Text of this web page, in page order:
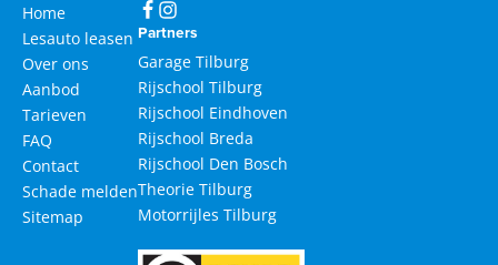
Home
Lesauto leasen
Over ons
Aanbod
Tarieven
FAQ
Contact
Schade melden
Sitemap
Partners
Garage Tilburg
Rijschool Tilburg
Rijschool Eindhoven
Rijschool Breda
Rijschool Den Bosch
Theorie Tilburg
Motorrijles Tilburg